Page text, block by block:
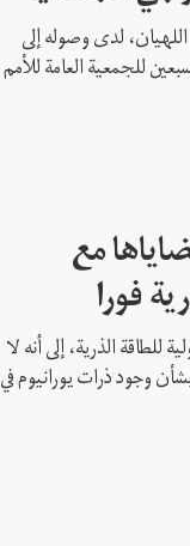
لدى وصوله إلى
للجمعية العامة للأمم
مع
فورا
للطاقة الذرية، إلى أنه لا
وجود ذرات يورانيوم في